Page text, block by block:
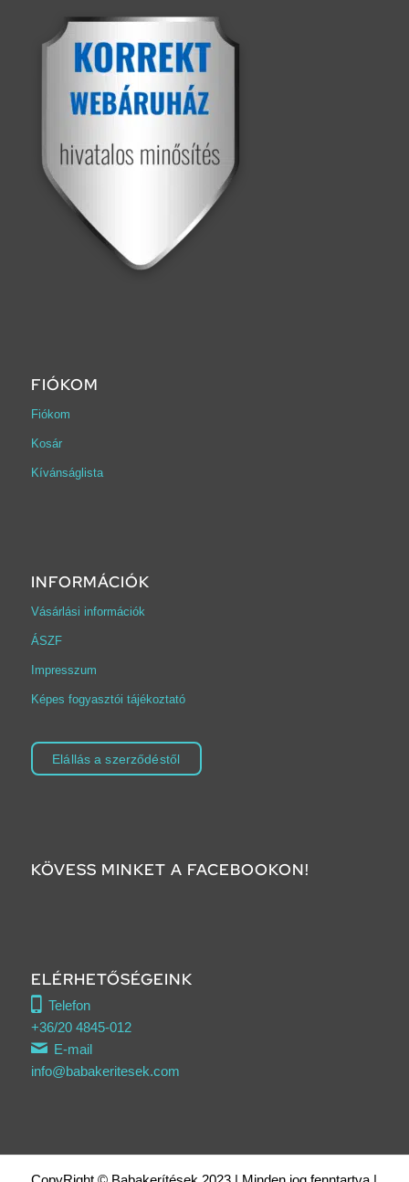
FIÓKOM
Fiókom
Kosár
Kívánságlista
INFORMÁCIÓK
Vásárlási információk
ÁSZF
Impresszum
Képes fogyasztói tájékoztató
Elállás a szerződéstől
KÖVESS MINKET A FACEBOOKON!
ELÉRHETŐSÉGEINK
Telefon
+36/20 4845-012
E-mail
info@babakeritesek.com